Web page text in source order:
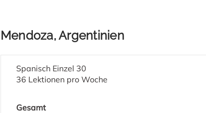
Mendoza, Argentinien
Spanisch Einzel 30
36 Lektionen pro Woche
Gesamt